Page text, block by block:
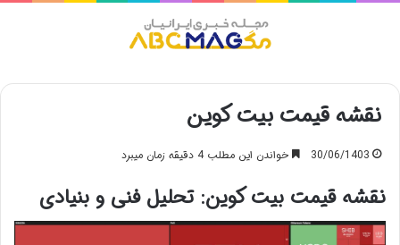
نقشه قیمت بیت کوین
30/06/1403 خواندن این مطلب 4 دقیقه زمان میبرد
نقشه قیمت بیت کوین: تحلیل فنی و بنیادی